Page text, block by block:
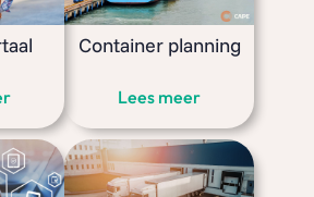
Container planning
Lees meer